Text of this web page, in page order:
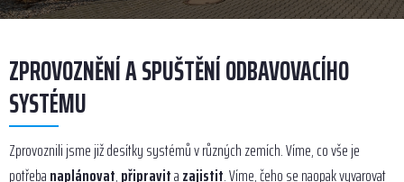
ZPROVOZNĚNÍ A SPUŠTĚNÍ ODBAVOVACÍHO
SYSTÉMU
Zprovoznili jsme již desítky systémů v různých zemích. Víme, co vše je
potřebanaplánovat,připravitazajistit. Víme, čeho se naopak vyvarovat